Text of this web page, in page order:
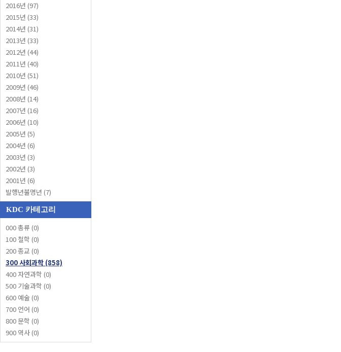
2016년 (97)
2015년 (33)
2014년 (31)
2013년 (33)
2012년 (44)
2011년 (40)
2010년 (51)
2009년 (46)
2008년 (14)
2007년 (16)
2006년 (10)
2005년 (5)
2004년 (6)
2003년 (3)
2002년 (3)
2001년 (6)
발행년불명년 (7)
KDC 카테고리
000 총류 (0)
100 철학 (0)
200 종교 (0)
300 사회과학 (858)
400 자연과학 (0)
500 기술과학 (0)
600 예술 (0)
700 언어 (0)
800 문학 (0)
900 역사 (0)